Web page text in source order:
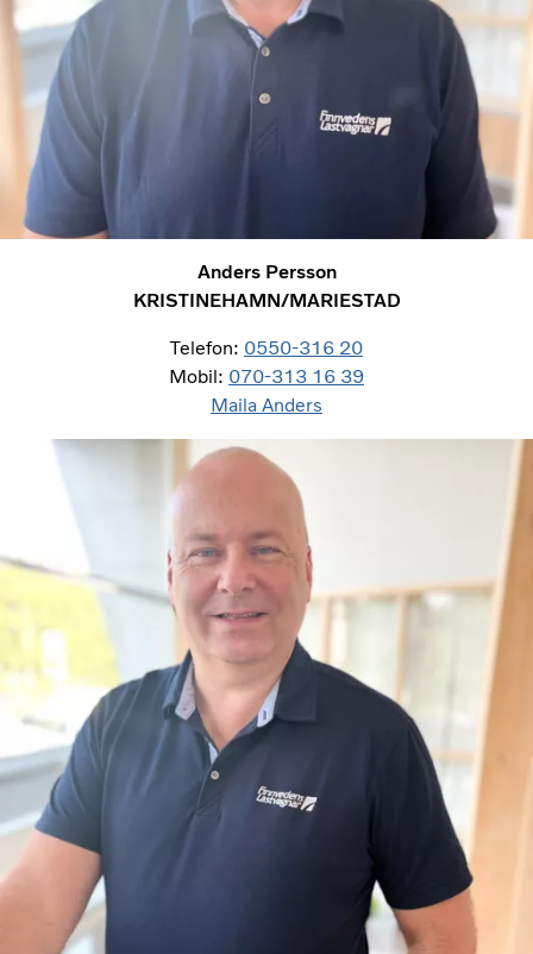
Anders Persson
KRISTINEHAMN/MARIESTAD
Telefon: 0550-316 20
Mobil: 070-313 16 39
Maila Anders